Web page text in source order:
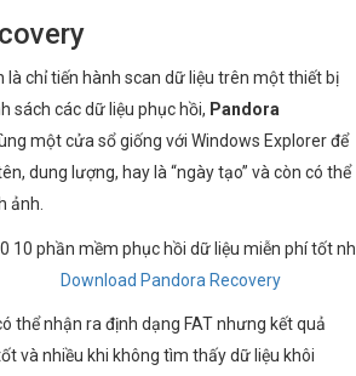
là chỉ tiến hành scan dữ liệu trên một thiết bị
sách các dữ liệu phục hồi, Pandora
một cửa sổ giống với Windows Explorer để
dung lượng, hay là “ngày tạo” và còn có thể
ảnh.
Download Pandora Recovery
thể nhận ra định dạng FAT nhưng kết quả
và nhiều khi không tìm thấy dữ liệu khôi